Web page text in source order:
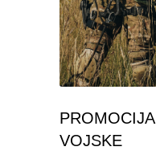
VOJSKE